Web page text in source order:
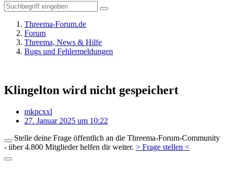
Threema-Forum.de
Forum
Threema, News & Hilfe
Bugs und Fehlermeldungen
Klingelton wird nicht gespeichert
mkpcxxl
27. Januar 2025 um 10:22
Stelle deine Frage öffentlich an die Threema-Forum-Community
- über 4.800 Mitglieder helfen dir weiter. > Frage stellen <